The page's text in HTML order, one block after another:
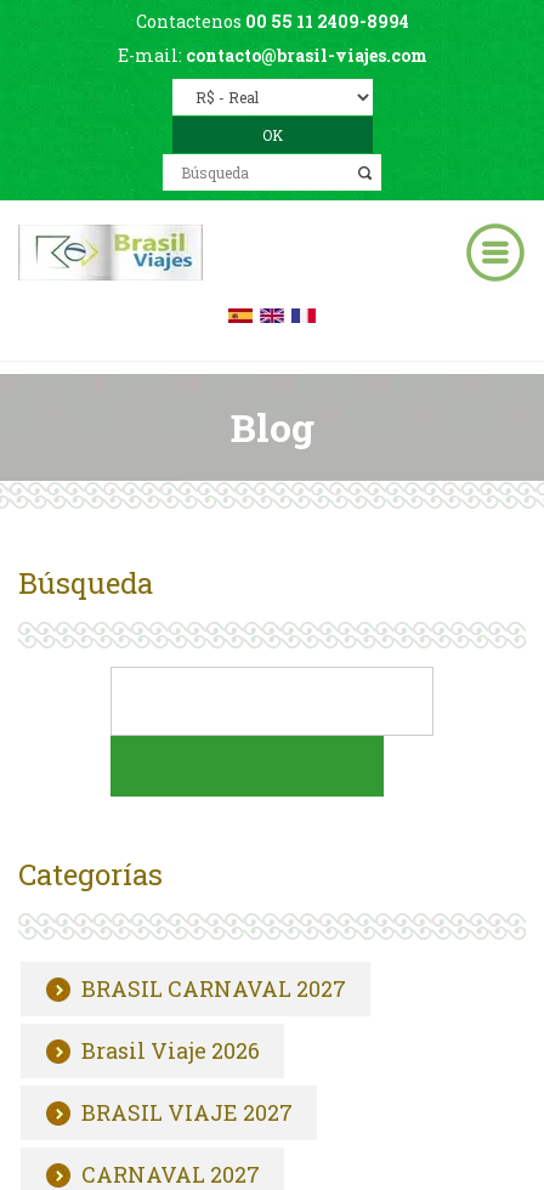
Contactenos 00 55 11 2409-8994
E-mail: contacto@brasil-viajes.com
Blog
Búsqueda
Categorías
BRASIL CARNAVAL 2027
Brasil Viaje 2026
BRASIL VIAJE 2027
CARNAVAL 2027